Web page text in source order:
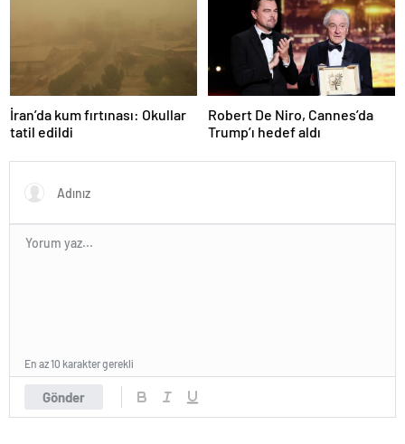
İran’da kum fırtınası: Okullar
tatil edildi
Robert De Niro, Cannes’da
Trump’ı hedef aldı
Gönder
En az 10 karakter gerekli